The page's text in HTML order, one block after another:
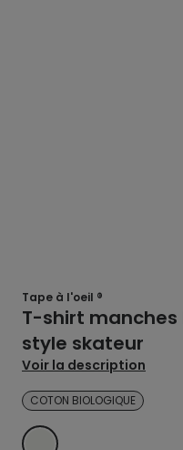
Tape à l'oeil ®
T-shirt
style skateur
Voir la description
COTON BIOLOGIQUE
ECRU